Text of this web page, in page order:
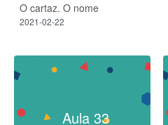
O cartaz. O nome
2021-02-22
Aula 33